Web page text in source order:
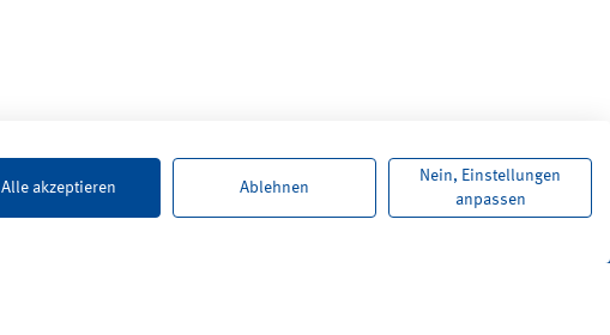
Alle akzeptieren Ablehnen
Nein, Einstellungen
anpassen